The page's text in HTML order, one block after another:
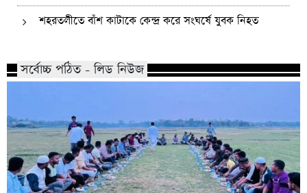
শহরতলীতে বাঁশ কাটাকে কেন্দ্র করে সংঘর্ষে যুবক নিহত
সর্বোচ্চ পঠিত - লিড নিউজ